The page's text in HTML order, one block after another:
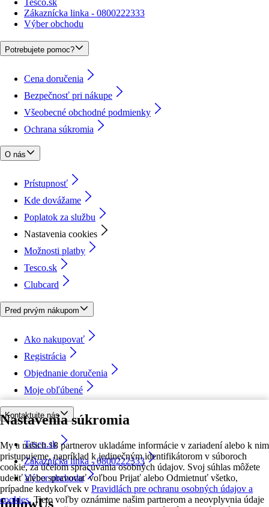
Nastavenia súkromia
My a našich 18 partnerov ukladáme informácie v zariadení alebo k nim
pristupujeme, napríklad k jedinečným identifikátorom v súboroch
cookie, za účelom spracúvania osobných údajov. Svoj súhlas môžete
udeliť alebo spravovať voľbou Prijať alebo Odmietnuť všetko,
prípadne kedykoľvek v Pravidlách pre ochranu osobných údajov a
cookies. Tieto voľby oznámime našim partnerom a neovplyvnia údaje
Tesco.sk
Zákaznícka linka - 0800222333
Výber obchodu
Potrebujete pomoc?
Cena doručenia
Bezpečnosť pri nákupe
Všeobecné obchodné podmienky
Ochrana súkromia
O nás
Prístupnosť
Kde dovážame
Poplatok za službu
Nastavenia cookies
Možnosti platby
Tesco.sk
Clubcard
Pred prvým nákupom
Ako nakupovať
Registrácia
Objednanie doručenia
Moje obľúbené
Kontaktujte nás
Tesco.sk
Zákaznícka linka - 0800222333
Výber obchodu
followUs